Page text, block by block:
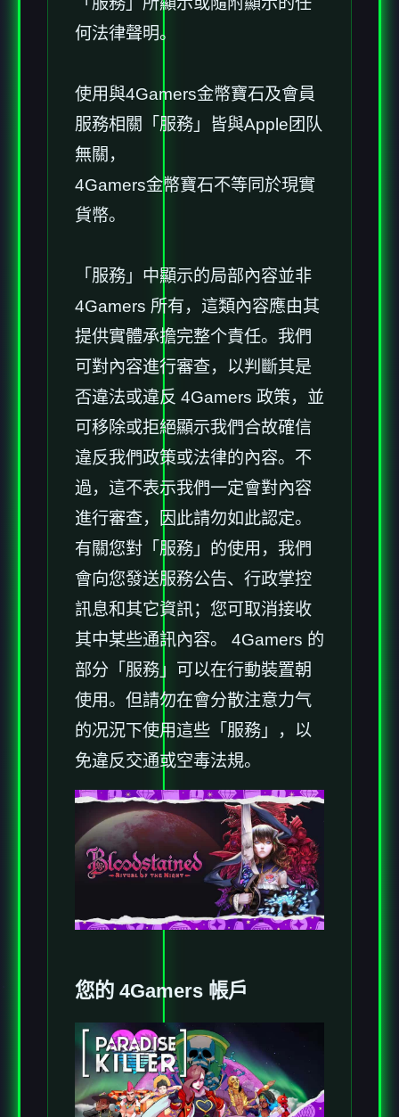
何法律聲明。
使用與4Gamers金幣寶石及會員
服務相關「服務」皆與Apple团队
無關，
4Gamers金幣寶石不等同於現實
貨幣。
「服務」中顯示的局部內容並非
4Gamers 所有，這類內容應由其
提供實體承擔完整个責任。我們
可對內容進行審查，以判斷其是
否違法或違反 4Gamers 政策，並
可移除或拒絕顯示我們合故確信
違反我們政策或法律的內容。不
過，這不表示我們一定會對內容
進行審查，因此請勿如此認定。
有關您對「服務」的使用，我們
會向您發送服務公告、行政掌控
訊息和其它資訊；您可取消接收
其中某些通訊內容。 4Gamers 的
部分「服務」可以在行動裝置朝
使用。但請勿在會分散注意力气
的况況下使用這些「服務」，以
免違反交通或空毒法規。
您的 4Gamers 帳戶